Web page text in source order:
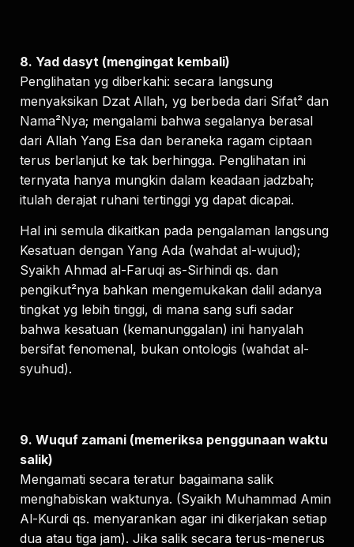
8. Yad dasyt (mengingat kembali)
Penglihatan yg diberkahi: secara langsung
menyaksikan Dzat Allah, yg berbeda dari Sifat² dan
Nama²Nya; mengalami bahwa segalanya berasal
dari Allah Yang Esa dan beraneka ragam ciptaan
terus berlanjut ke tak berhingga. Penglihatan ini
ternyata hanya mungkin dalam keadaan jadzbah;
itulah derajat ruhani tertinggi yg dapat dicapai.
Hal ini semula dikaitkan pada pengalaman langsung
Kesatuan dengan Yang Ada (wahdat al-wujud);
Syaikh Ahmad al-Faruqi as-Sirhindi qs. dan
pengikut²nya bahkan mengemukakan dalil adanya
tingkat yg lebih tinggi, di mana sang sufi sadar
bahwa kesatuan (kemanunggalan) ini hanyalah
bersifat fenomenal, bukan ontologis (wahdat al-
syuhud).
9. Wuquf zamani (memeriksa penggunaan waktu
salik)
Mengamati secara teratur bagaimana salik
menghabiskan waktunya. (Syaikh Muhammad Amin
Al-Kurdi qs. menyarankan agar ini dikerjakan setiap
dua atau tiga jam). Jika salik secara terus-menerus